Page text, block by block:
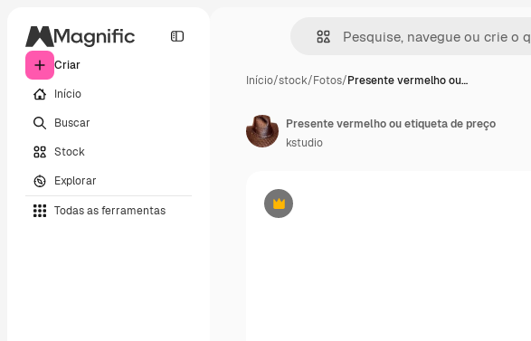
Criar
Início
Buscar
Stock
Explorar
Todas as ferramentas
Início/stock/Fotos/Presente vermelho ou…
Premium
Presente vermelho ou etiqueta de preço
kstudio